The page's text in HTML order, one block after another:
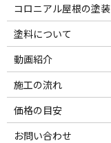
コロニアル屋根の塗装
塗料について
動画紹介
施工の流れ
価格の目安
お問い合わせ